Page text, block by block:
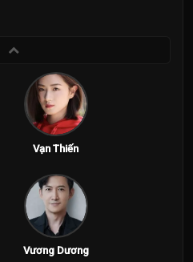
Vạn Thiến
Vương Dương